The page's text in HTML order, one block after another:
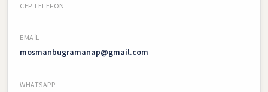
CEP TELEFON
EMAIL
mosmanbugramanap@gmail.com
WHATSAPP